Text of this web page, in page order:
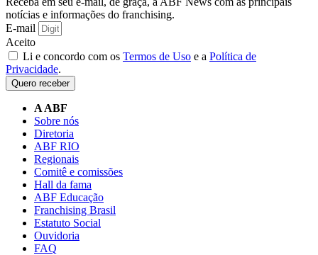
notícias e informações do franchising.
E-mail
Aceito
Li e concordo com os Termos de Uso e a Política de
Privacidade.
Quero receber
A ABF
Sobre nós
Diretoria
ABF RIO
Regionais
Comitê e comissões
Hall da fama
ABF Educação
Franchising Brasil
Estatuto Social
Ouvidoria
FAQ